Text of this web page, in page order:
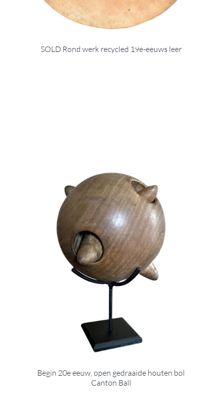
SOLD Rond werk recycled 19e-eeuws leer
Begin 20e eeuw, open gedraaide houten bol
Canton Ball